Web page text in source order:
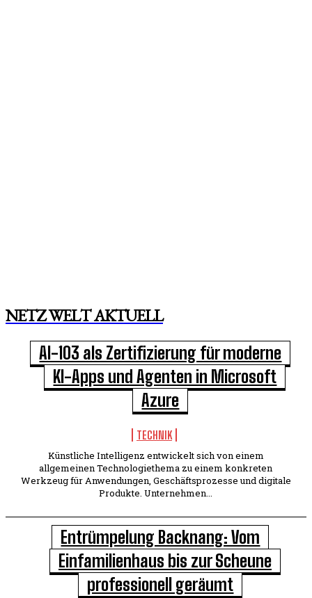
NETZ WELT AKTUELL
AI-103 als Zertifizierung für moderne
KI-Apps und Agenten in Microsoft
Azure
TECHNIK
Künstliche Intelligenz entwickelt sich von einem
allgemeinen Technologiethema zu einem konkreten
Werkzeug für Anwendungen, Geschäftsprozesse und digitale
Produkte. Unternehmen...
Entrümpelung Backnang: Vom
Einfamilienhaus bis zur Scheune
professionell geräumt